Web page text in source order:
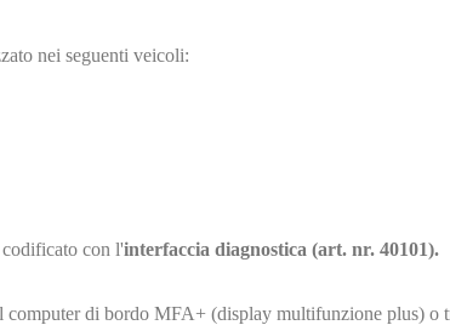
nei seguenti veicoli:
con l'interfaccia diagnostica (art. nr. 40101).
di bordo MFA+ (display multifunzione plus) o